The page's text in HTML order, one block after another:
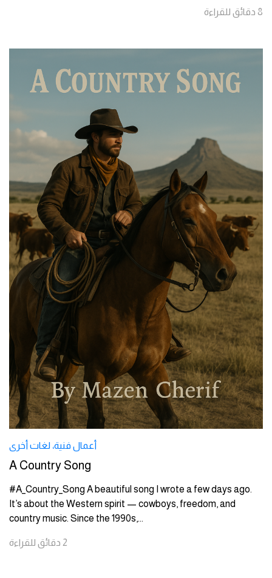
8 دقائق للقراءة
أعمال فنية، لغات أخرى
A Country Song
#A_Country_Song A beautiful song I wrote a few days ago.
It’s about the Western spirit — cowboys, freedom, and
country music. Since the 1990s,...
2 دقائق للقراءة